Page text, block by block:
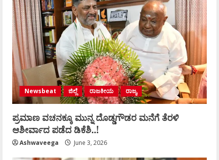
Newsbeat ಜಿಲ್ಲೆ ರಾಜಕೀಯ ರಾಜ್ಯ
ಪ್ರಮಾಣ ವಚನಕ್ಕೂ ಮುನ್ನ ದೊಡ್ಡಗೌಡರ ಮನೆಗೆ ತೆರಳಿ
ಆಶೀರ್ವಾದ ಪಡೆದ ಡಿಕೆಶಿ..!
Ashwaveega June 3, 2026